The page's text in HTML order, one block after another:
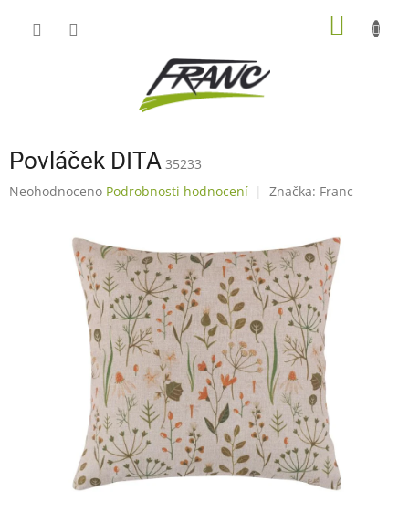
Povláček DITA 35233
Průměrné
Neohodnoceno Podrobnosti hodnocení Značka: Franc